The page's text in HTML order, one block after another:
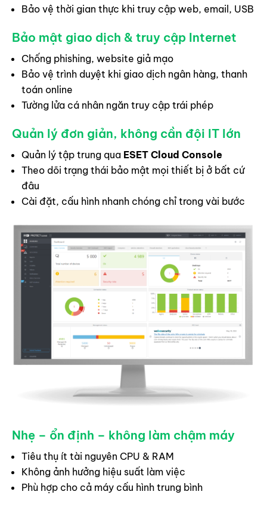
Bảo vệ thời gian thực khi truy cập web, email, USB
Bảo mật giao dịch & truy cập Internet
Chống phishing, website giả mạo
Bảo vệ trình duyệt khi giao dịch ngân hàng, thanh
toán online
Tường lửa cá nhân ngăn truy cập trái phép
Quản lý đơn giản, không cần đội IT lớn
Quản lý tập trung qua ESET Cloud Console
Theo dõi trạng thái bảo mật mọi thiết bị ở bất cứ
đâu
Cài đặt, cấu hình nhanh chóng chỉ trong vài bước
Nhẹ – ổn định – không làm chậm máy
Tiêu thụ ít tài nguyên CPU & RAM
Không ảnh hưởng hiệu suất làm việc
Phù hợp cho cả máy cấu hình trung bình